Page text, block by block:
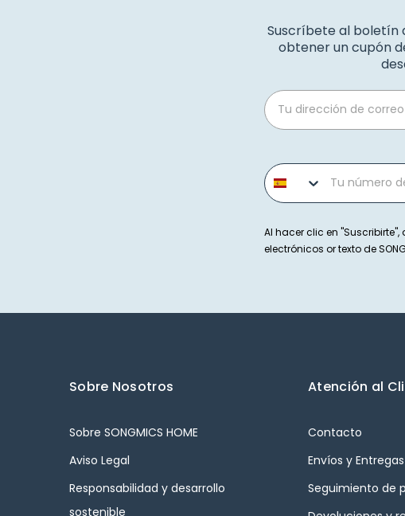
Suscríbete al boletín
obtener un cupón
Email
Phone number
Al hacer clic en
electrónicos or texto de
Sobre Nosotros
Sobre SONGMICS HOME
Aviso Legal
Responsabilidad y desarrollo
sostenible
Atención al
Contacto
Envíos y Entregas
Seguimiento de